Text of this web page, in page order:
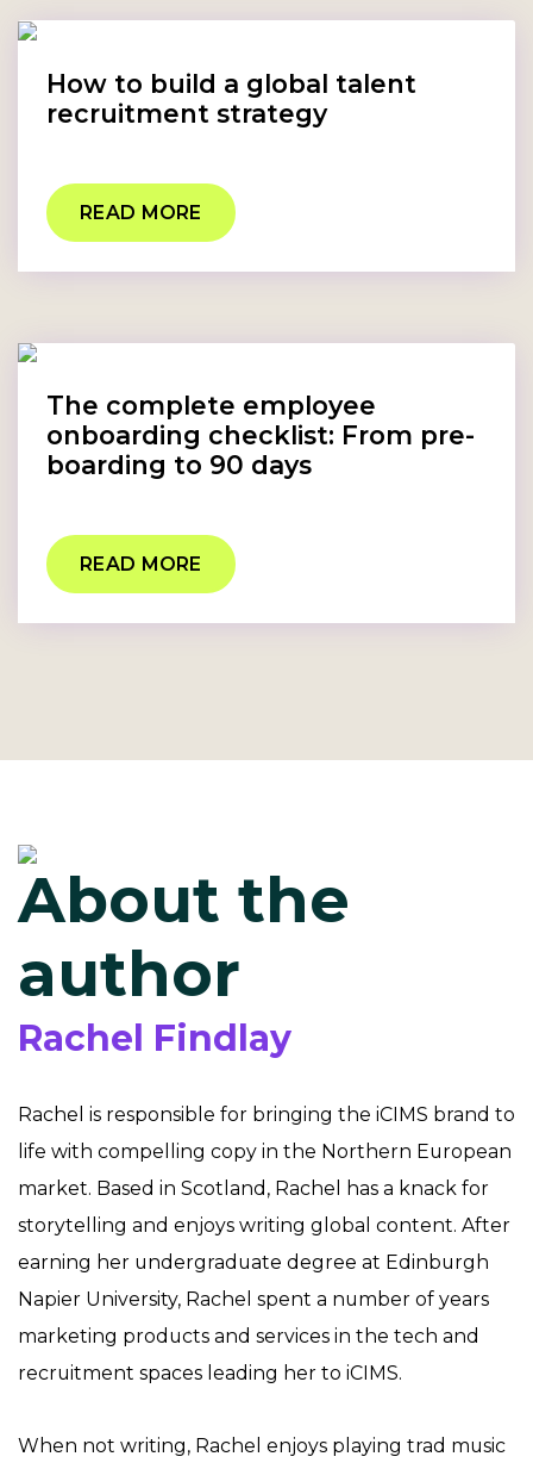
How to build a global talent
recruitment strategy
READ MORE
The complete employee
onboarding checklist: From pre-
boarding to 90 days
READ MORE
About the
author
Rachel Findlay
Rachel is responsible for bringing the iCIMS brand to
life with compelling copy in the Northern European
market. Based in Scotland, Rachel has a knack for
storytelling and enjoys writing global content. After
earning her undergraduate degree at Edinburgh
Napier University, Rachel spent a number of years
marketing products and services in the tech and
recruitment spaces leading her to iCIMS.
When not writing, Rachel enjoys playing trad music